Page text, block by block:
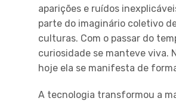
aparições e ruídos
parte do imaginário coletivo
culturas. Com o passar do
curiosidade se manteve viva.
hoje ela se manifesta de
A tecnologia transformou a